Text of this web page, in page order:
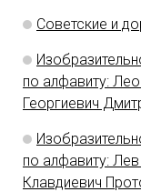
Советские и
по алфавиту:
Георгиевич
по алфавиту:
Клавдиевич